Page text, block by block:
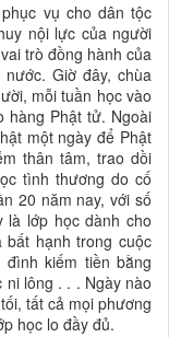
vụ cho dân tộc
nội lực của người
trò đồng hành của
Giờ đây, chùa
mỗi tuần học vào
hàng Phật tử. Ngoài
một ngày để Phật
thân tâm, trao dồi
tình thương do cố
20 năm nay, với số
là lớp học dành cho
hạnh trong cuộc
kiếm tiền bằng
lông . . . Ngày nào
tất cả mọi phương
học lo đầy đủ.